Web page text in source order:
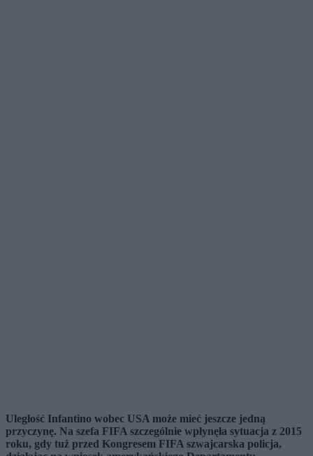
Uległość Infantino wobec USA może mieć jeszcze jedną
przyczynę. Na szefa FIFA szczególnie wpłynęła sytuacja z 2015
roku, gdy tuż przed Kongresem FIFA szwajcarska policja,